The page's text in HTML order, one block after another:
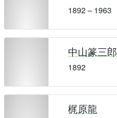
1892 – 1963
中山篆三郎
1892
梶原龍